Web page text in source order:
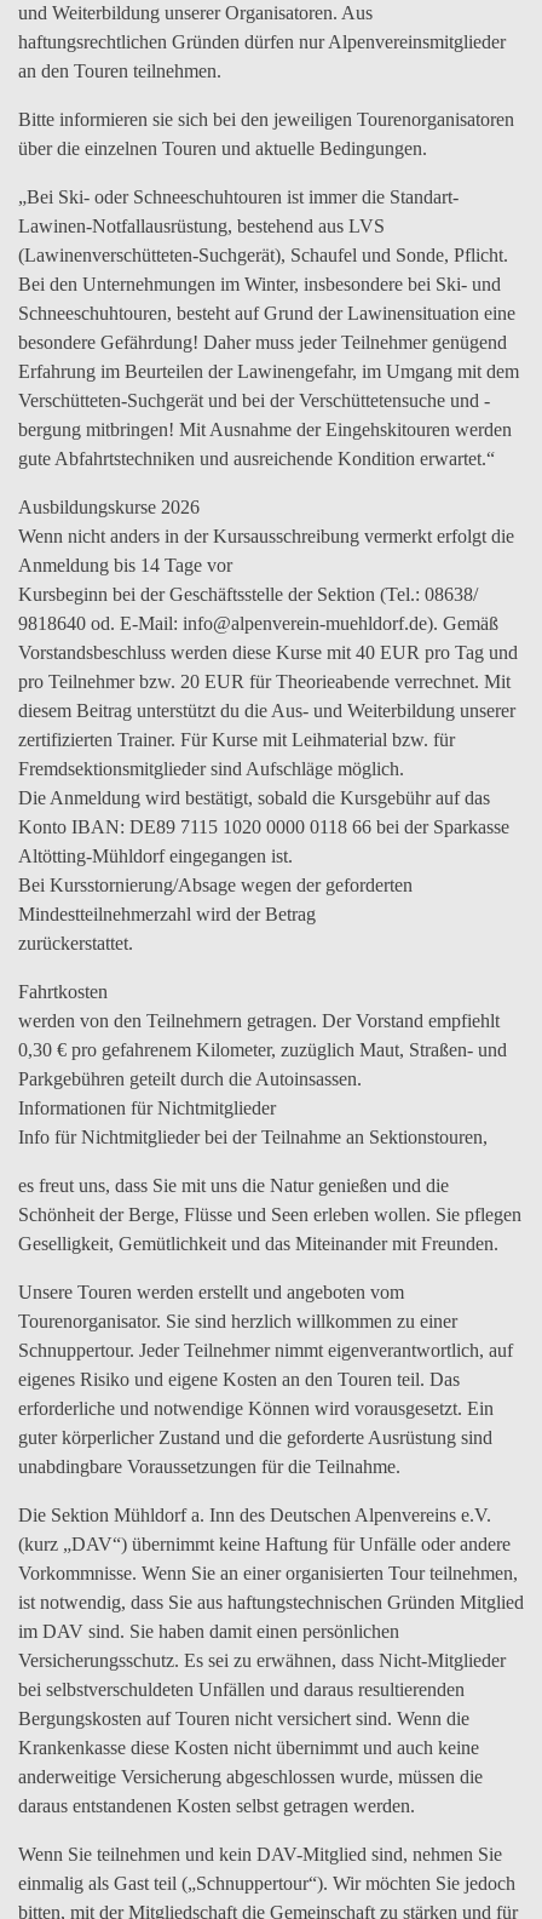
und Weiterbildung unserer Organisatoren. Aus
haftungsrechtlichen Gründen dürfen nur Alpenvereinsmitglieder
an den Touren teilnehmen.
Bitte informieren sie sich bei den jeweiligen Tourenorganisatoren
über die einzelnen Touren und aktuelle Bedingungen.
„Bei Ski- oder Schneeschuhtouren ist immer die Standart-
Lawinen-Notfallausrüstung, bestehend aus LVS
(Lawinenverschütteten-Suchgerät), Schaufel und Sonde, Pflicht.
Bei den Unternehmungen im Winter, insbesondere bei Ski- und
Schneeschuhtouren, besteht auf Grund der Lawinensituation eine
besondere Gefährdung! Daher muss jeder Teilnehmer genügend
Erfahrung im Beurteilen der Lawinengefahr, im Umgang mit dem
Verschütteten-Suchgerät und bei der Verschüttetensuche und -
bergung mitbringen! Mit Ausnahme der Eingehskitouren werden
gute Abfahrtstechniken und ausreichende Kondition erwartet.“
Ausbildungskurse 2026
Wenn nicht anders in der Kursausschreibung vermerkt erfolgt die
Anmeldung bis 14 Tage vor
Kursbeginn bei der Geschäftsstelle der Sektion (Tel.: 08638/
9818640 od. E-Mail: info@alpenverein-muehldorf.de). Gemäß
Vorstandsbeschluss werden diese Kurse mit 40 EUR pro Tag und
pro Teilnehmer bzw. 20 EUR für Theorieabende verrechnet. Mit
diesem Beitrag unterstützt du die Aus- und Weiterbildung unserer
zertifizierten Trainer. Für Kurse mit Leihmaterial bzw. für
Fremdsektionsmitglieder sind Aufschläge möglich.
Die Anmeldung wird bestätigt, sobald die Kursgebühr auf das
Konto IBAN: DE89 7115 1020 0000 0118 66 bei der Sparkasse
Altötting-Mühldorf eingegangen ist.
Bei Kursstornierung/Absage wegen der geforderten
Mindestteilnehmerzahl wird der Betrag
zurückerstattet.
Fahrtkosten
werden von den Teilnehmern getragen. Der Vorstand empfiehlt
0,30 € pro gefahrenem Kilometer, zuzüglich Maut, Straßen- und
Parkgebühren geteilt durch die Autoinsassen.
Informationen für Nichtmitglieder
Info für Nichtmitglieder bei der Teilnahme an Sektionstouren,
es freut uns, dass Sie mit uns die Natur genießen und die
Schönheit der Berge, Flüsse und Seen erleben wollen. Sie pflegen
Geselligkeit, Gemütlichkeit und das Miteinander mit Freunden.
Unsere Touren werden erstellt und angeboten vom
Tourenorganisator. Sie sind herzlich willkommen zu einer
Schnuppertour. Jeder Teilnehmer nimmt eigenverantwortlich, auf
eigenes Risiko und eigene Kosten an den Touren teil. Das
erforderliche und notwendige Können wird vorausgesetzt. Ein
guter körperlicher Zustand und die geforderte Ausrüstung sind
unabdingbare Voraussetzungen für die Teilnahme.
Die Sektion Mühldorf a. Inn des Deutschen Alpenvereins e.V.
(kurz „DAV“) übernimmt keine Haftung für Unfälle oder andere
Vorkommnisse. Wenn Sie an einer organisierten Tour teilnehmen,
ist notwendig, dass Sie aus haftungstechnischen Gründen Mitglied
im DAV sind. Sie haben damit einen persönlichen
Versicherungsschutz. Es sei zu erwähnen, dass Nicht-Mitglieder
bei selbstverschuldeten Unfällen und daraus resultierenden
Bergungskosten auf Touren nicht versichert sind. Wenn die
Krankenkasse diese Kosten nicht übernimmt und auch keine
anderweitige Versicherung abgeschlossen wurde, müssen die
daraus entstandenen Kosten selbst getragen werden.
Wenn Sie teilnehmen und kein DAV-Mitglied sind, nehmen Sie
einmalig als Gast teil („Schnuppertour“). Wir möchten Sie jedoch
bitten, mit der Mitgliedschaft die Gemeinschaft zu stärken und für